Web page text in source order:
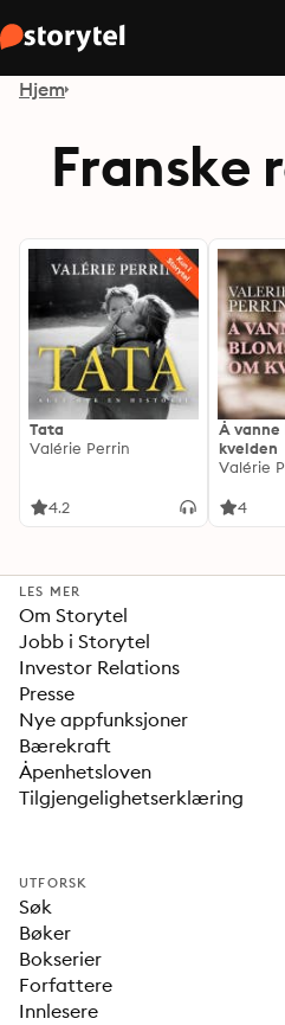
Hjem
Franske
Tata
Valérie Perrin
4.2
Å vanne
kvelden
Valérie
4
LES MER
Om Storytel
Jobb i Storytel
Investor Relations
Presse
Nye appfunksjoner
Bærekraft
Åpenhetsloven
Tilgjengelighetserklæring
UTFORSK
Søk
Bøker
Bokserier
Forfattere
Innlesere